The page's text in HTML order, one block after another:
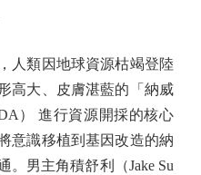
類因地球資源枯竭登陸
高大、皮膚湛藍的「納威
） 進行資源開採的核心
意識移植到基因改造的納
。男主角積舒利（Jake Su